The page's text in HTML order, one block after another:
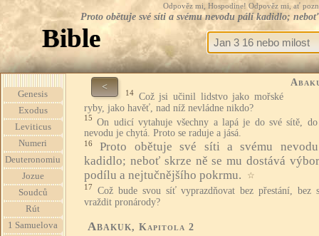
Odpověz mi, Hospodine! Odpověz mi, ať
Proto obětuje své síti a svému nevodu pálí kadidlo;
Bible
Genesis
Exodus
Leviticus
Numeri
Deuteronomiu
Jozue
Soudců
Rút
1 Samuelova
<
14 Což jsi učinil lidstvo jako mořské
ryby, jako havěť, nad níž nevládne nikdo?
15
On udicí vytahuje všechny a lapá je do své sítě, do
nevodu je chytá. Proto se raduje a jásá.
16
Proto obětuje své síti a svému
kadidlo; neboť skrze ně se mu dostává
podílu a nejtučnějšího pokrmu.
☆
17
Což bude svou síť vyprazdňovat bez přestání, bez
vraždit pronárody?
Abakuk, Kapitola 2